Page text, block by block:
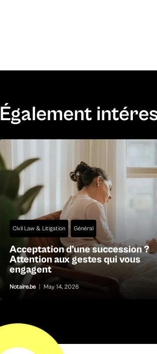
Également
Civil Law & Litigation Général
Acceptation d’une succession ?
Attention aux gestes qui vous
engagent
Notaire.be May 14, 2026